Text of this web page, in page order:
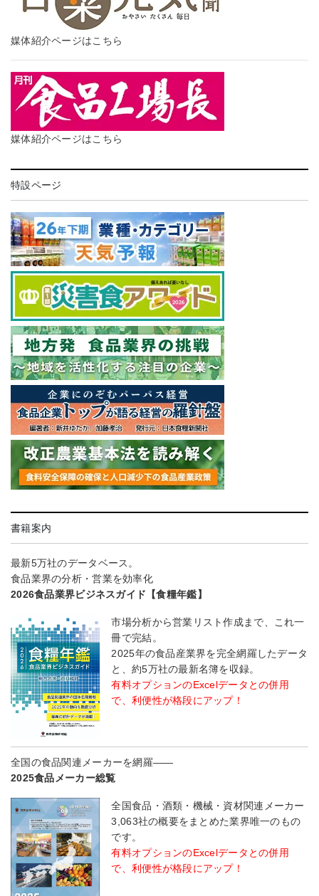
媒体紹介ページはこちら
媒体紹介ページはこちら
特設ページ
書籍案内
最新5万社のデータベース。
食品業界の分析・営業を効率化
2026食品業界ビジネスガイド【食糧年鑑】
市場分析から営業リスト作成まで、これ一
冊で完結。
2025年の食品産業界を完全網羅したデータ
と、約5万社の最新名簿を収録。
有料オプションのExcelデータとの併用
で、利便性が格段にアップ！
全国の食品関連メーカーを網羅――
2025食品メーカー総覧
全国食品・酒類・機械・資材関連メーカー
3,063社の概要をまとめた業界唯一のもの
です。
有料オプションのExcelデータとの併用
で、利便性が格段にアップ！